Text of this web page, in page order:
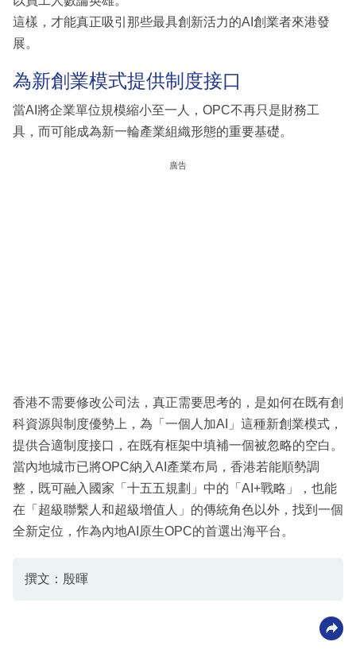
這樣，才能真正吸引那些最具創新活力的AI創業者來港發
展。
為新創業模式提供制度接口
當AI將企業單位規模縮小至一人，OPC不再只是財務工
具，而可能成為新一輪產業組織形態的重要基礎。
廣告
香港不需要修改公司法，真正需要思考的，是如何在既有創
科資源與制度優勢上，為「一個人加AI」這種新創業模式，
提供合適制度接口，在既有框架中填補一個被忽略的空白。
當內地城市已將OPC納入AI產業布局，香港若能順勢調
整，既可融入國家「十五五規劃」中的「AI+戰略」，也能
在「超級聯繫人和超級增值人」的傳統角色以外，找到一個
全新定位，作為內地AI原生OPC的首選出海平台。
撰文：殷暉